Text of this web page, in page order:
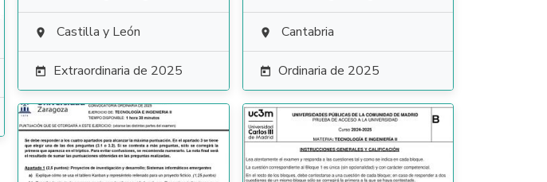
 Castilla y León
 Extraordinaria de 2025
 Cantabria
 Ordinaria de 2025